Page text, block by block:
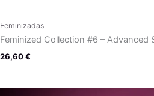
Feminizadas
Feminized Collection #6 – Advanced
26,60€